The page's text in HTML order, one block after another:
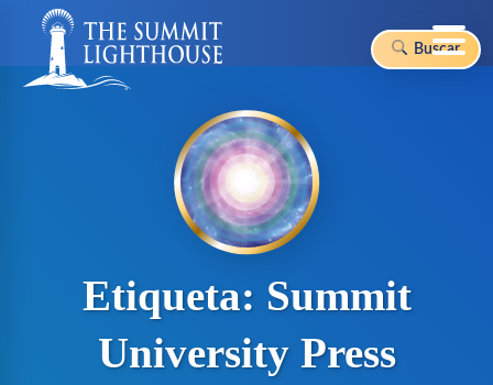
Buscar
Etiqueta: Summit
University Press